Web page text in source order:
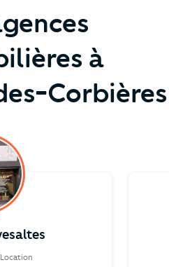
à
Corbières
Location